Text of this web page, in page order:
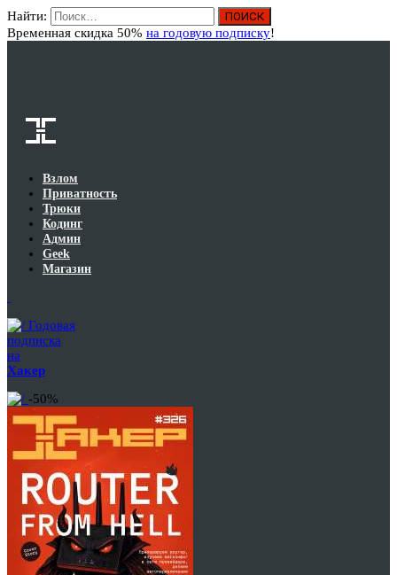
Найти:
Временная скидка 50% на годовую подписку!
Взлом
Приватность
Трюки
Кодинг
Админ
Geek
Магазин
Годовая
подписка
на
Хакер
-50%